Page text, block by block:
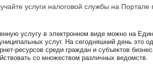
услуги налоговой службы на Портале
услугу в электронном виде можно на
услуг. На сегодняшний день это
ресурсов среди граждан и субъектов
со множеством различных ведомств.